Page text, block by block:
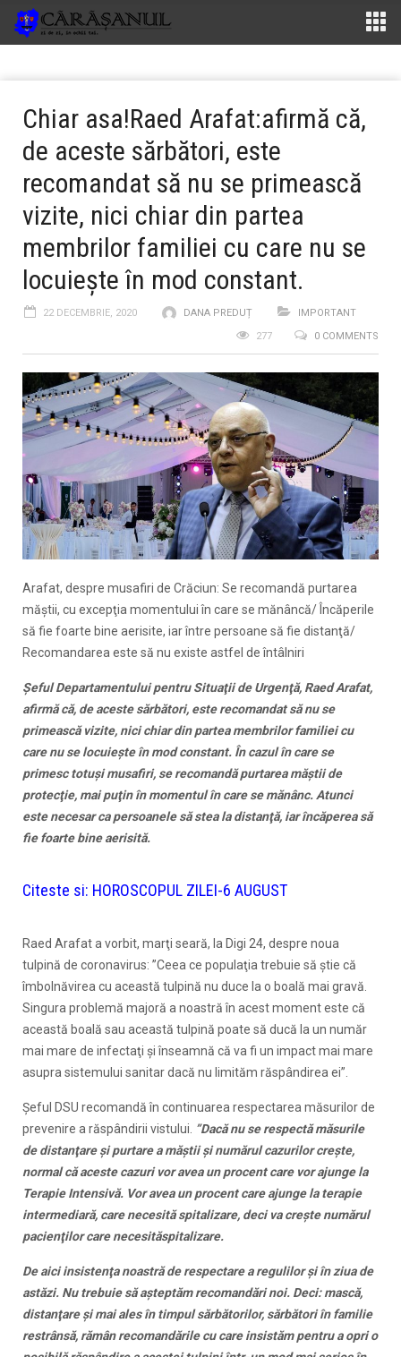
Chiar asa!Raed Arafat:afirmă că,
de aceste sărbători, este
recomandat să nu se primească
vizite, nici chiar din partea
membrilor familiei cu care nu se
locuieşte în mod constant.
22 DECEMBRIE, 2020 DANA PREDUȚ
IMPORTANT
0 COMMENTS
277
Arafat, despre musafiri de Crăciun: Se recomandă purtarea
măştii, cu excepţia momentului în care se mănâncă/ Încăperile
să fie foarte bine aerisite, iar între persoane să fie distanţă/
Recomandarea este să nu existe astfel de întâlniri
Şeful Departamentului pentru Situaţii de Urgenţă, Raed Arafat,
afirmă că, de aceste sărbători, este recomandat să nu se
primească vizite, nici chiar din partea membrilor familiei cu
care nu se locuieşte în mod constant. În cazul în care se
primesc totuşi musafiri, se recomandă purtarea măştii de
protecţie, mai puţin în momentul în care se mănânc. Atunci
este necesar ca persoanele să stea la distanţă, iar încăperea să
fie foarte bine aerisită.
Citeste si: HOROSCOPUL ZILEI-6 AUGUST
Raed Arafat a vorbit, marţi seară, la Digi 24, despre noua
tulpină de coronavirus: ”Ceea ce populaţia trebuie să ştie că
îmbolnăvirea cu această tulpină nu duce la o boală mai gravă.
Singura problemă majoră a noastră în acest moment este că
această boală sau această tulpină poate să ducă la un număr
mai mare de infectaţi şi înseamnă că va fi un impact mai mare
asupra sistemului sanitar dacă nu limităm răspândirea ei”.
Şeful DSU recomandă în continuarea respectarea măsurilor de
prevenire a răspândirii vistului. ”Dacă nu se respectă măsurile
de distanţare şi purtare a măştii şi numărul cazurilor creşte,
normal că aceste cazuri vor avea un procent care vor ajunge la
Terapie Intensivă. Vor avea un procent care ajunge la terapie
intermediară, care necesită spitalizare, deci va creşte numărul
pacienţilor care necesităspitalizare.
De aici insistenţa noastră de respectare a regulilor şi în ziua de
astăzi. Nu trebuie să aşteptăm recomandări noi. Deci: mască,
distanţare şi mai ales în timpul sărbătorilor, sărbători în familie
restrânsă, rămân recomandările cu care insistăm pentru a opri o